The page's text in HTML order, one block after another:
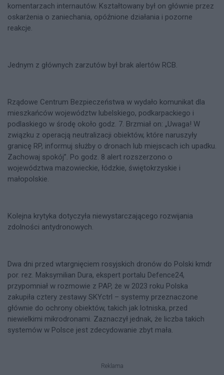
komentarzach internautów. Kształtowany był on głównie przez
oskarżenia o zaniechania, opóźnione działania i pozorne
reakcje.
Jednym z głównych zarzutów był brak alertów RCB.
Rządowe Centrum Bezpieczeństwa w wydało komunikat dla
mieszkańców województw lubelskiego, podkarpackiego i
podlaskiego w środę około godz. 7. Brzmiał on: „Uwaga! W
związku z operacją neutralizacji obiektów, które naruszyły
granicę RP, informuj służby o dronach lub miejscach ich upadku.
Zachowaj spokój”. Po godz. 8 alert rozszerzono o
województwa mazowieckie, łódzkie, świętokrzyskie i
małopolskie.
Kolejna krytyka dotyczyła niewystarczającego rozwijania
zdolności antydronowych.
Dwa dni przed wtargnięciem rosyjskich dronów do Polski kmdr
por. rez. Maksymilian Dura, ekspert portalu Defence24,
przypomniał w rozmowie z PAP, że w 2023 roku Polska
zakupiła cztery zestawy SKYctrl – systemy przeznaczone
głównie do ochrony obiektów, takich jak lotniska, przed
niewielkimi mikrodronami. Zaznaczył jednak, że liczba takich
systemów w Polsce jest zdecydowanie zbyt mała.
Reklama